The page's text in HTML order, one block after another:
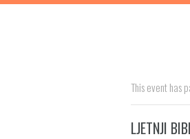
This event has
LJETNJI